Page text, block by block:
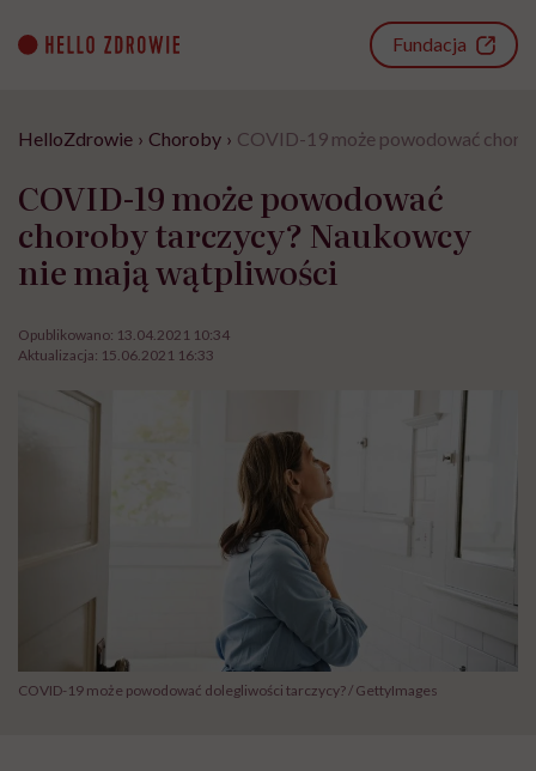
content
Fundacja
HelloZdrowie › Choroby › COVID-19 może powodować
COVID-19 może powodować
choroby tarczycy? Naukowcy
nie mają wątpliwości
Opublikowano: 13.04.2021 10:34
Aktualizacja: 15.06.2021 16:33
COVID-19 może powodować dolegliwości tarczycy? / GettyImages